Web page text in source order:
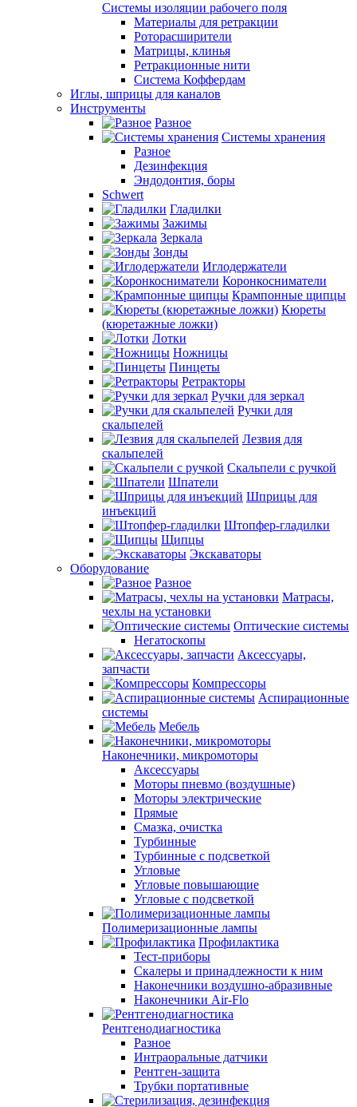
Системы изоляции рабочего поля
Материалы для ретракции
Роторасширители
Матрицы, клинья
Ретракционные нити
Система Коффердам
Иглы, шприцы для каналов
Инструменты
Разное
Системы хранения
Разное
Дезинфекция
Эндодонтия, боры
Schwert
Гладилки
Зажимы
Зеркала
Зонды
Иглодержатели
Коронкосниматели
Крампонные щипцы
Кюреты
(кюретажные ложки)
Лотки
Ножницы
Пинцеты
Ретракторы
Ручки для зеркал
Ручки для
скальпелей
Лезвия для
скальпелей
Скальпели с ручкой
Шпатели
Шприцы для
инъекций
Штопфер-гладилки
Щипцы
Экскаваторы
Оборудование
Разное
Матрасы,
чехлы на установки
Оптические системы
Негатоскопы
Аксессуары,
запчасти
Компрессоры
Аспирационные
системы
Мебель
Наконечники, микромоторы
Аксессуары
Моторы пневмо (воздушные)
Моторы электрические
Прямые
Смазка, очистка
Турбинные
Турбинные с подсветкой
Угловые
Угловые повышающие
Угловые с подсветкой
Полимеризационные лампы
Профилактика
Тест-приборы
Скалеры и принадлежности к ним
Наконечники воздушно-абразивные
Наконечники Air-Flo
Рентгенодиагностика
Разное
Интраоральные датчики
Рентген-защита
Трубки портативные